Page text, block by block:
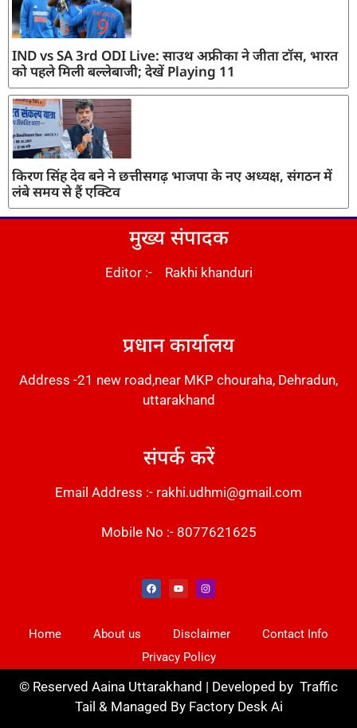
IND vs SA 3rd ODI Live: साउथ अफ्रीका ने जीता टॉस, भारत
को पहले मिली बल्लेबाजी; देखें Playing 11
किरण सिंह देव बने ने छत्तीसगढ़ भाजपा के नए अध्यक्ष, संगठन में
लंबे समय से हैं एक्टिव
मुख्य संपादक
Editor :- Rakhi khanduri
प्रधान कार्यालय
Address -21 new road,near MKP chouraha, Dehradun,
uttarakhand
संपर्क करें
Email Address :- rakhi.udhmi@gmail.com
Mobile No :- 8077621625
Home About us Disclaimer
Contact Info
Privacy Policy
© Reserved Aaina Uttarakhand | Developed by Traffic
Tail & Managed By Factory Desk Ai